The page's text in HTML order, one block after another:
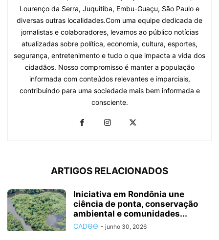
Lourenço da Serra, Juquitiba, Embu-Guaçu, São Paulo e
diversas outras localidades.Com uma equipe dedicada de
jornalistas e colaboradores, levamos ao público notícias
atualizadas sobre política, economia, cultura, esportes,
segurança, entretenimento e tudo o que impacta a vida dos
cidadãos. Nosso compromisso é manter a população
informada com conteúdos relevantes e imparciais,
contribuindo para uma sociedade mais bem informada e
consciente.
ARTIGOS RELACIONADOS
Iniciativa em Rondônia une
ciência de ponta, conservação
ambiental e comunidades...
CΛDӨӨ - junho 30, 2026